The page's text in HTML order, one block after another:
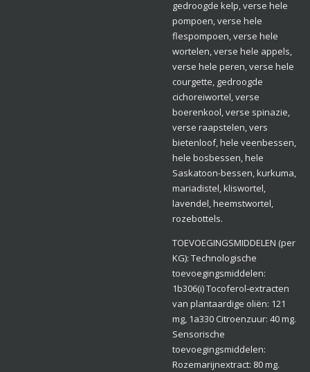
gedroogde kelp, verse hele
pompoen, verse hele
flespompoen, verse hele
wortelen, verse hele appels,
verse hele peren, verse hele
courgette, gedroogde
cichoreiwortel, verse
boerenkool, verse spinazie,
verse raapstelen, vers
bietenloof, hele veenbessen,
hele bosbessen, hele
Saskatoon-bessen, kurkuma,
mariadistel, kliswortel,
lavendel, heemstwortel,
rozebottels.
TOEVOEGINGSMIDDELEN (per
KG): Technologische
toevoegingsmiddelen:
1b306(i) Tocoferol‑extracten
van plantaardige oliën: 121
mg, 1a330 Citroenzuur: 40 mg.
Sensorische
toevoegingsmiddelen:
Rozemarijnextract: 80 mg.